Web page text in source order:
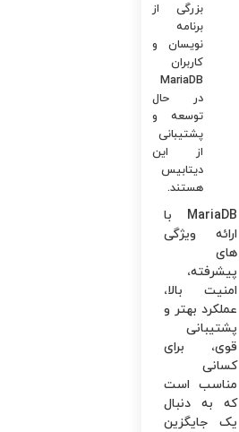
بزرگی از
برنامه
نویسان و
کاربران
MariaDB
در حال
توسعه و
پشتیبانی
از این
دیتابیس
هستند.
MariaDB با
ارائه ویژگی
های
پیشرفته،
امنیت بالا،
عملکرد بهتر و
پشتیبانی
قوی، برای
کسانی
مناسب است
که به دنبال
یک جایگزین